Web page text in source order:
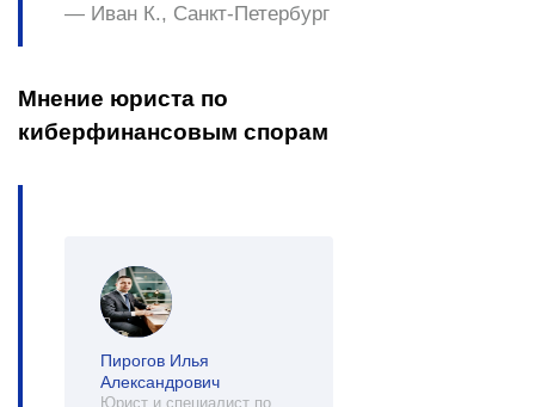
— Иван К., Санкт-Петербург
Мнение юриста по
киберфинансовым спорам
Пирогов Илья
Александрович
Юрист и специалист по